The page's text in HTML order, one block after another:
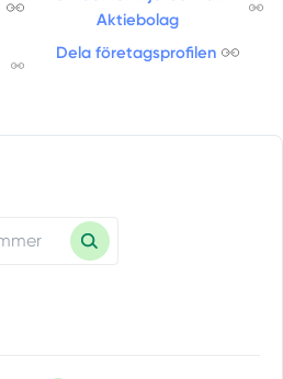
Aktiebolag
Dela företagsprofilen